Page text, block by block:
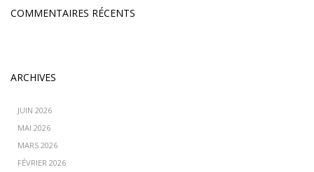
COMMENTAIRES RÉCENTS
ARCHIVES
JUIN 2026
MAI 2026
MARS 2026
FÉVRIER 2026